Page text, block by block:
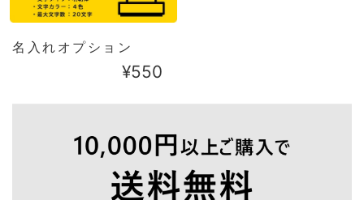
名入れオプション
¥550